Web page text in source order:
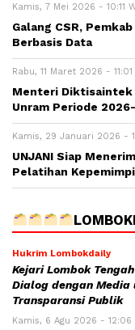
Kamis, 7 Mei 2026 - 10:11
Galang CSR,
Berbasis Data
Rabu, 11 Maret 2026 - 11:01
Menteri Diktisaintek
Unram Periode
Kamis, 29 Januari 2026 -
UNJANI Siap
Pelatihan
Hukrim Lombokdaily
Kejari Lombok
Dialog dengan Media
Transparansi Publik
Kamis, 6 Agu 2026 - 12:06